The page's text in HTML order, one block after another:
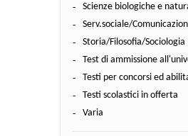
Scienze biologiche e
Serv.sociale/
Storia/Filosofia/Sociologia
Test di ammissione
Testi per concorsi ed
Testi scolastici in offerta
Varia